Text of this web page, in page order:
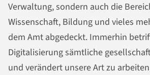
Verwaltung, sondern auch die
Wissenschaft, Bildung und vieles
dem Amt abgedeckt. Immerhin
Digitalisierung sämtliche
und verändert unsere Art zu